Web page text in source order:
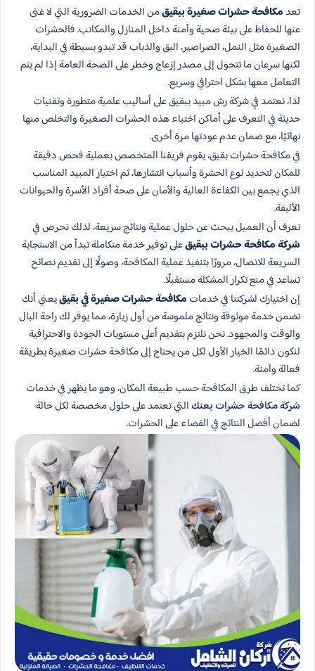
تعدمكافحة حشرات صغيرة ببقيقمن الخدمات الضرورية التي لا غنى
عنها للحفاظ على بيئة صحية وآمنة داخل المنازل والمكاتب. فالحشرات
الصغيرة مثل النمل، الصراصير، البق والذباب قد تبدو بسيطة في البداية،
لكنها سرعان ما تتحول إلى مصدر إزعاج وخطر على الصحة العامة إذا لم يتم
التعامل معها بشكل احترافي وسريع.
لذا، نعتمد في شركة رش مبيد ببقيق على أساليب علمية متطورة وتقنيات
حديثة في التعرف على أماكن اختباء هذه الحشرات الصغيرة والتخلص منها
نهائيًا، مع ضمان عدم عودتها مرة أخرى.
في مكافحة حشرات بقيق، يقوم فريقنا المتخصص بعملية فحص دقيقة
للمكان لتحديد نوع الحشرة وأسباب انتشارها، ثم اختيار المبيد المناسب
الذي يجمع بين الكفاءة العالية والأمان على صحة أفراد الأسرة والحيوانات
الأليفة.
نعرف أن العميل يبحث عن حلول عملية ونتائج سريعة، لذلك نحرص في
شركة مكافحة حشرات ببقيقعلى توفير خدمة متكاملة تبدأ من الاستجابة
السريعة للاتصال، مرورًا بتنفيذ عملية المكافحة، وصولًا إلى تقديم نصائح
تساعد في منع تكرار المشكلة مستقبلًا.
إن اختيارك لشركتنا في خدمات مكافحة حشرات صغيرة في بقيقيعني أنك
تضمن خدمة موثوقة ونتائج ملموسة من أول زيارة، مما يوفر لك راحة البال
والوقت والمجهود. نحن نلتزم بتقديم أعلى مستويات الجودة والاحترافية
لنكون دائمًا الخيار الأول لكل من يحتاج إلى مكافحة حشرات صغيرة بطريقة
فعالة وآمنة.
كما تختلف طرق المكافحة حسب طبيعة المكان، وهو ما يظهر في خدمات
شركة مكافحة حشرات بعنكالتي تعتمد على حلول مخصصة لكل حالة
لضمان أفضل النتائج في القضاء على الحشرات.